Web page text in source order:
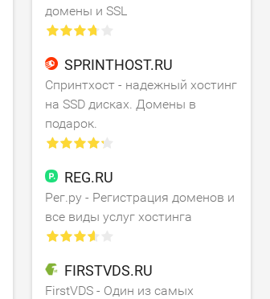
домены и SSL
SPRINTHOST.RU
Спринтхост - надежный хостинг
на SSD дисках. Домены в
подарок.
REG.RU
Рег.ру - Регистрация доменов и
все виды услуг хостинга
FIRSTVDS.RU
FirstVDS - Один из самых